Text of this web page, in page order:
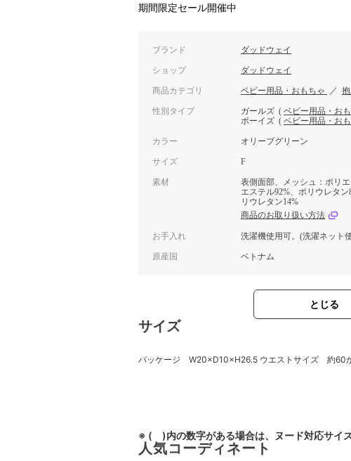
期間限定セール開催中
ブランド ダッドウェイ
ショップ ダッドウェイ
商品カテゴリ ベビー用品・おもちゃ ／
性別タイプ ガールズ ( ベビー用品・お
ボーイズ ( ベビー用品・お
カラー オリーブグリーン
サイズ F
素材
表側面部、メッシュ：ポリ
エステル92%、ポリウレタ
リウレタン14%
商品のお取り扱い方法
お手入れ 洗濯機使用可。(洗濯ネット
原産国 ベトナム
とじる
サイズ
パッケージ W20×D10×H26.5 ウエストサイズ 約60
※ ( )内の数字がある場合は、ヌード対応サイ
人気コーディネート